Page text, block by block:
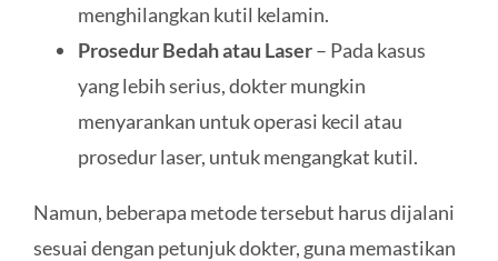
menghilangkan kutil kelamin.
Prosedur Bedah atau Laser– Pada kasus
yang lebih serius, dokter mungkin
menyarankan untuk operasi kecil atau
prosedur laser, untuk mengangkat kutil.
Namun, beberapa metode tersebut harus dijalani
sesuai dengan petunjuk dokter, guna memastikan